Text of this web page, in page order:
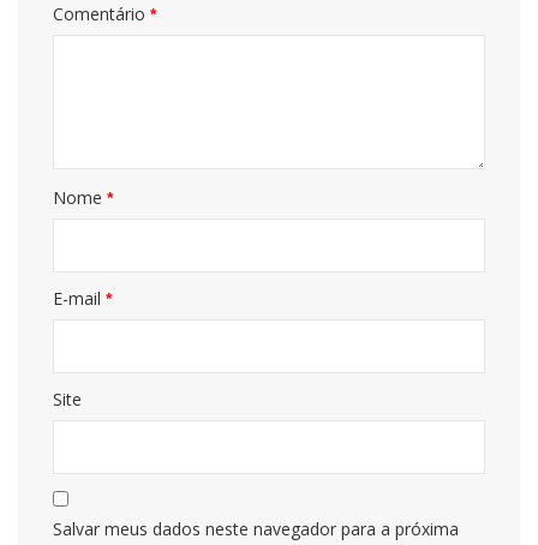
Comentário*
Nome*
E-mail*
Site
Salvar meus dados neste navegador para a próxima